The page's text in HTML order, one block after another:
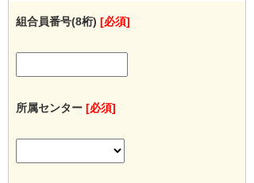
組合員番号(8桁) [必須]
所属センター [必須]